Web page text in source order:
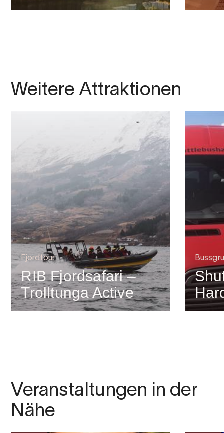
Weitere Attraktionen
Fjordtour
RIB Fjordsafari –
Trolltunga Active
Veranstaltungen in der
Nähe